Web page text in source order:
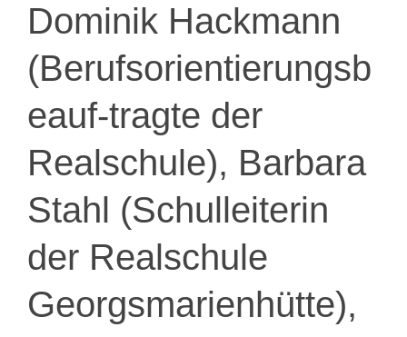
Dominik Hackmann
(Berufsorientierungsb
eauf-tragte der
Realschule), Barbara
Stahl (Schulleiterin
der Realschule
Georgsmarienhütte),